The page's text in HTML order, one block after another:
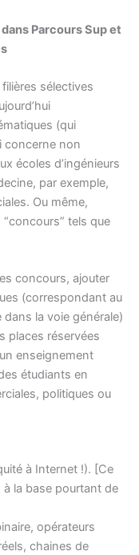
Parcours Sup et
sélectives
(qui
concerne non
écoles d’ingénieurs
par exemple,
Ou même,
tels que
concours, ajouter
(correspondant au
la voie générale)
places réservées
enseignement
étudiants en
politiques ou
à Internet !). [Ce
la base pourtant de
opérateurs
chaines de